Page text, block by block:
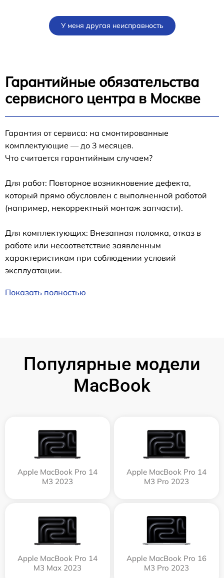
У меня другая неисправность
Гарантийные обязательства
сервисного центра в Москве
Гарантия от сервиса: на смонтированные
комплектующие — до 3 месяцев.
Что считается гарантийным случаем?
Для работ: Повторное возникновение дефекта,
который прямо обусловлен с выполненной работой
(например, некорректный монтаж запчасти).
Для комплектующих: Внезапная поломка, отказ в
работе или несоответствие заявленным
характеристикам при соблюдении условий
эксплуатации.
Показать полностью
Популярные модели
MacBook
Apple MacBook Pro 14
M3 2023
Apple MacBook Pro 14
M3 Pro 2023
Apple MacBook Pro 14
M3 Max 2023
Apple MacBook Pro 16
M3 Pro 2023